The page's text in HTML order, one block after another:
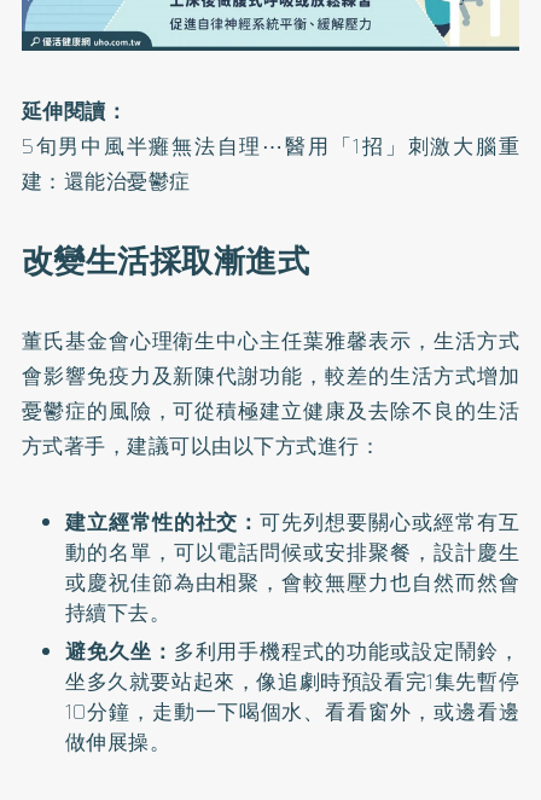
延伸閱讀：
5旬男中風半癱無法自理⋯醫用「1招」刺激大腦重
建：還能治憂鬱症
改變生活採取漸進式
董氏基金會心理衛生中心主任葉雅馨表示，生活方式
會影響免疫力及新陳代謝功能，較差的生活方式增加
憂鬱症的風險，可從積極建立健康及去除不良的生活
方式著手，建議可以由以下方式進行：
建立經常性的社交：可先列想要關心或經常有互
動的名單，可以電話問候或安排聚餐，設計慶生
或慶祝佳節為由相聚，會較無壓力也自然而然會
持續下去。
避免久坐： 多利用手機程式的功能或設定鬧鈴，
坐多久就要站起來，像追劇時預設看完1集先暫停
10分鐘，走動一下喝個水、看看窗外，或邊看邊
做伸展操。